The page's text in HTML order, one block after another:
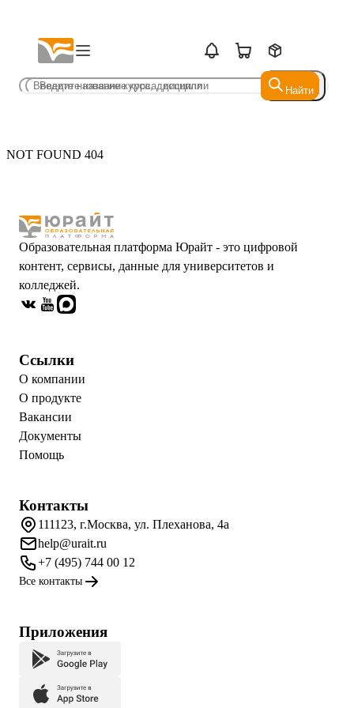
Найти
Найти
NOT FOUND 404
Образовательная платформа Юрайт - это цифровой
контент, сервисы, данные для университетов и
колледжей.
Ссылки
О компании
О продукте
Вакансии
Документы
Помощь
Контакты
111123, г.Москва, ул. Плеханова, 4а
help@urait.ru
+7 (495) 744 00 12
Все контакты
Приложения